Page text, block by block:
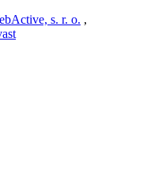
s. r. o. ,